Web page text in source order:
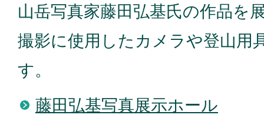
山岳写真家藤田弘基氏の作品を
撮影に使用したカメラや登山用
す。
藤田弘基写真展示ホール